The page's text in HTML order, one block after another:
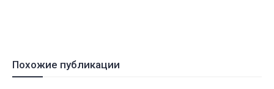
Похожие публикации